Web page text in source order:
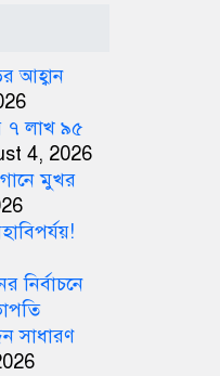
আহ্বান
৭ লাখ ৯৫
4, 2026
মুখর
নির্বাচনে
সাধারণ